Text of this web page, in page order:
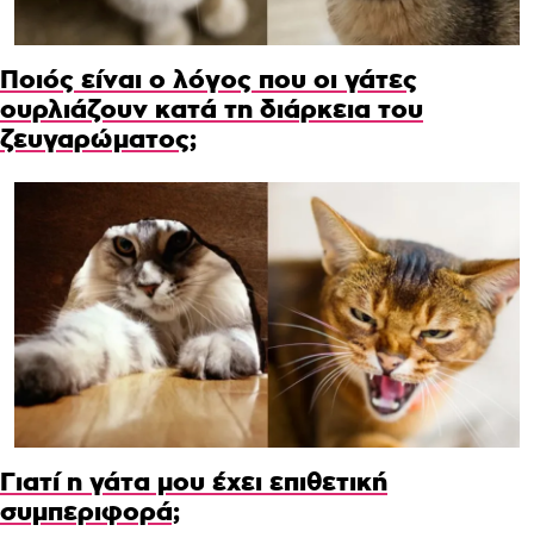
Ποιός είναι ο λόγος που οι γάτες
ουρλιάζουν κατά τη διάρκεια του
ζευγαρώματος;
Γιατί η γάτα μου έχει επιθετική
συμπεριφορά;